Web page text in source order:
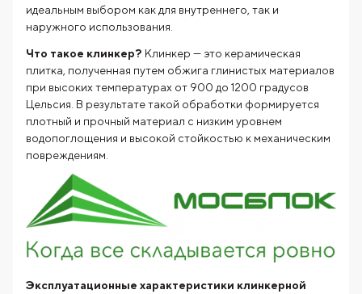
идеальным выбором как для внутреннего, так и
наружного использования.
Что такое клинкер? Клинкер — это керамическая
плитка, полученная путем обжига глинистых материалов
при высоких температурах от 900 до 1200 градусов
Цельсия. В результате такой обработки формируется
плотный и прочный материал с низким уровнем
водопоглощения и высокой стойкостью к механическим
повреждениям.
Эксплуатационные характеристики клинкерной